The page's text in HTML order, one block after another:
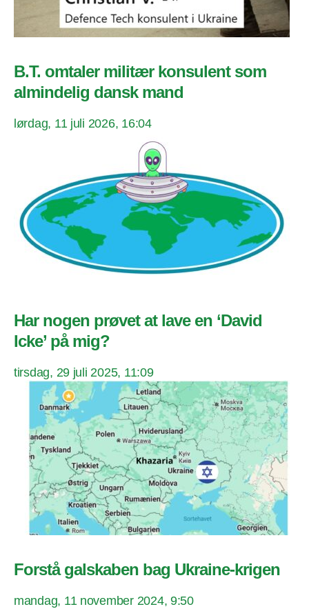
B.T. omtaler militær konsulent som
almindelig dansk mand
lørdag, 11 juli 2026, 16:04
Har nogen prøvet at lave en ‘David
Icke’ på mig?
tirsdag, 29 juli 2025, 11:09
Forstå galskaben bag Ukraine-krigen
mandag, 11 november 2024, 9:50